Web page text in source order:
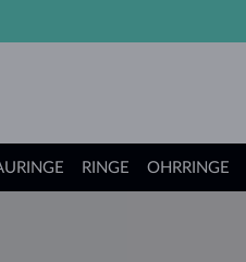
RINGE OHRRINGE